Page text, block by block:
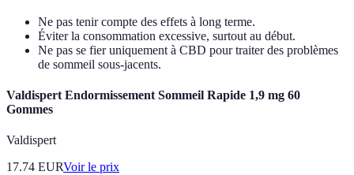
Ne pas tenir compte des effets à long terme.
Éviter la consommation excessive, surtout au début.
Ne pas se fier uniquement à CBD pour traiter des problèmes
de sommeil sous-jacents.
Valdispert Endormissement Sommeil Rapide 1,9 mg 60
Gommes
Valdispert
17.74 EURVoir le prix